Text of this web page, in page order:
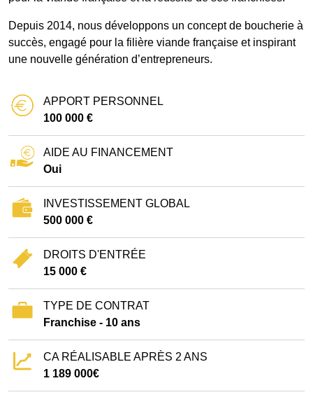
Depuis 2014, nous développons un concept de boucherie à
succès, engagé pour la filière viande française et inspirant
une nouvelle génération d’entrepreneurs.
APPORT PERSONNEL
100 000 €
AIDE AU FINANCEMENT
Oui
INVESTISSEMENT GLOBAL
500 000 €
DROITS D'ENTRÉE
15 000 €
TYPE DE CONTRAT
Franchise - 10 ans
CA RÉALISABLE APRÈS 2 ANS
1 189 000€